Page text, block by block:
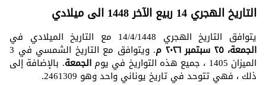
التاريخ الهجري 14 ربيع الآخر 1448 الى ميلادي
يتوافق التاريخ الهجري 14/4/1448 مع التاريخ الميلادي في
الجمعة، ٢٥ سبتمبر ٢٠٢٦ م . ويتوافق مع التاريخ الشمسي في 3
الميزان 1405 ، جميع هذه التواريخ في يوم الجمعة. بالإضافة إلى
ذلك ، فهي تتوحد في تاريخ يوناني واحد وهو 2461309.